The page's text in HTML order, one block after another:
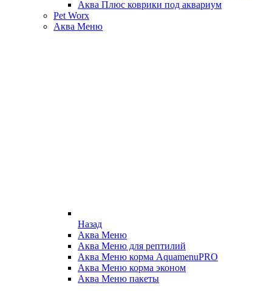
Аква Плюс коврики под аквариум
Pet Worx
Аква Меню
Назад
Аква Меню
Аква Меню для рептилий
Аква Меню корма AquamenuPRO
Аква Меню корма эконом
Аква Меню пакеты